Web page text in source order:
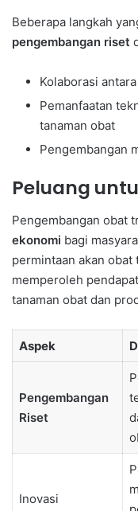
Beberapa langkah
pengembangan riset
Kolaborasi
Pemanfaatan
tanaman obat
Pengembangan
Peluang
Pengembangan obat
ekonomi bagi
permintaan akan obat
memperoleh
tanaman obat dan
Aspek
Pengembangan
Riset
Inovasi